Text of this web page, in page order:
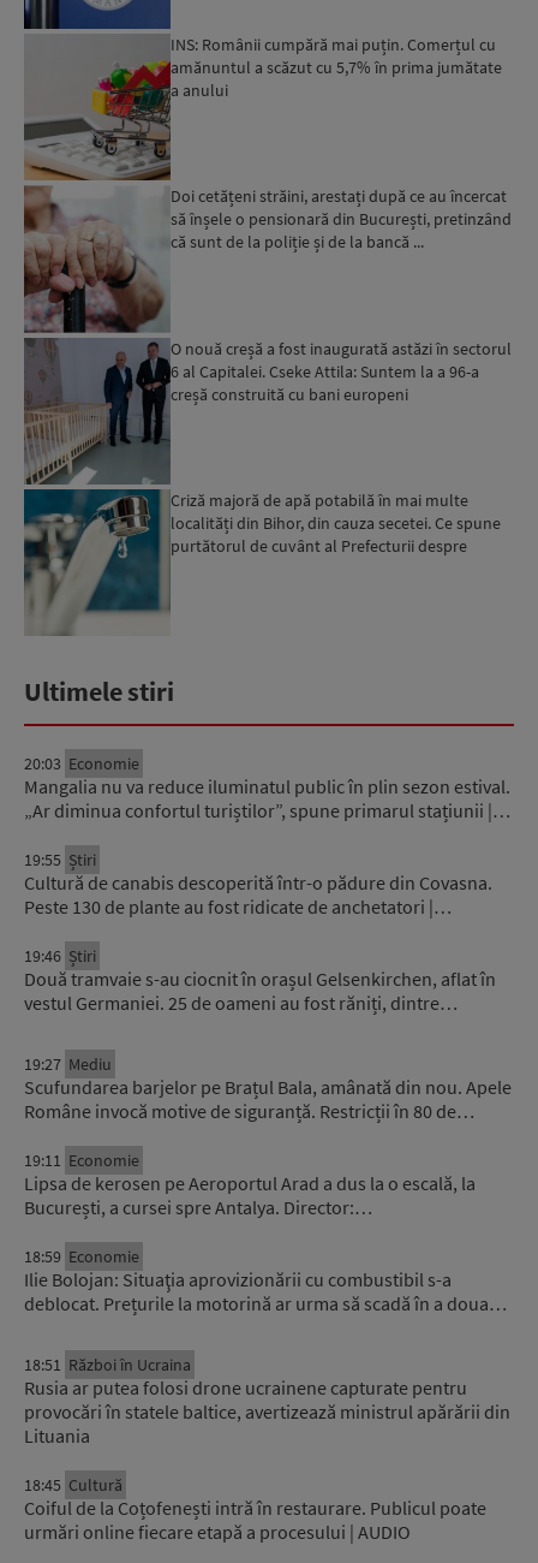
INS: Românii cumpără mai puțin. Comerțul cu
amănuntul a scăzut cu 5,7% în prima jumătate
a anului
Doi cetățeni străini, arestați după ce au încercat
să înșele o pensionară din București, pretinzând
că sunt de la poliție și de la bancă ...
O nouă creșă a fost inaugurată astăzi în sectorul
6 al Capitalei. Cseke Attila: Suntem la a 96-a
creșă construită cu bani europeni
Criză majoră de apă potabilă în mai multe
localități din Bihor, din cauza secetei. Ce spune
purtătorul de cuvânt al Prefecturii despre
Ultimele stiri
20:03 Economie
Mangalia nu va reduce iluminatul public în plin sezon estival.
„Ar diminua confortul turiștilor”, spune primarul stațiunii |…
19:55 Știri
Cultură de canabis descoperită într-o pădure din Covasna.
Peste 130 de plante au fost ridicate de anchetatori |…
19:46 Știri
Două tramvaie s-au ciocnit în orașul Gelsenkirchen, aflat în
vestul Germaniei. 25 de oameni au fost răniți, dintre…
19:27 Mediu
Scufundarea barjelor pe Brațul Bala, amânată din nou. Apele
Române invocă motive de siguranță. Restricții în 80 de…
19:11 Economie
Lipsa de kerosen pe Aeroportul Arad a dus la o escală, la
București, a cursei spre Antalya. Director:…
18:59 Economie
Ilie Bolojan: Situaţia aprovizionării cu combustibil s-a
deblocat. Prețurile la motorină ar urma să scadă în a doua…
18:51 Război în Ucraina
Rusia ar putea folosi drone ucrainene capturate pentru
provocări în statele baltice, avertizează ministrul apărării din
Lituania
18:45 Cultură
Coiful de la Coțofenești intră în restaurare. Publicul poate
urmări online fiecare etapă a procesului | AUDIO